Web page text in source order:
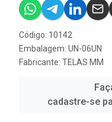
Código: 10142
Embalagem: UN-06UN
Fabricante: TELAS MM
cadastre-se